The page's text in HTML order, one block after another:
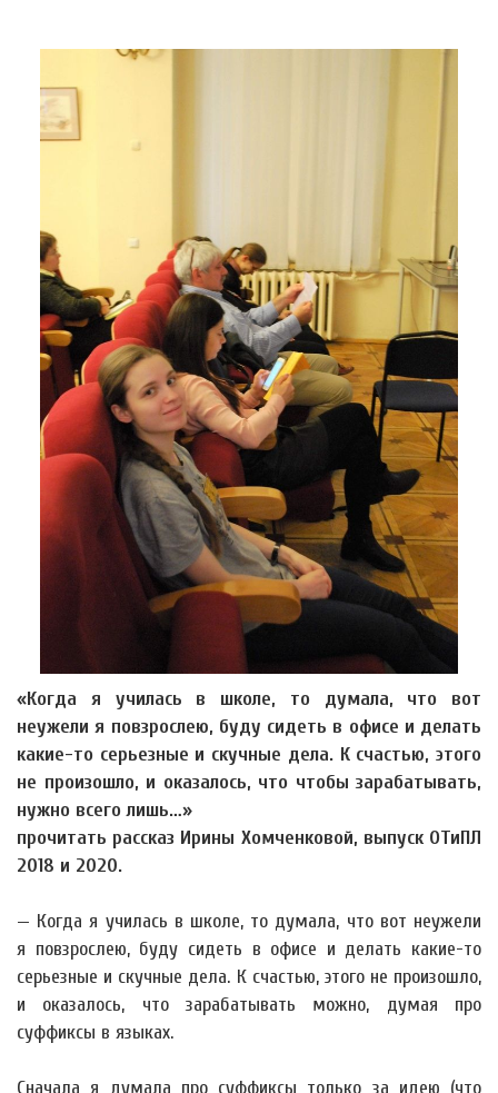
«Когда я училась в школе, то думала, что вот
неужели я повзрослею, буду сидеть в офисе и делать
какие-то серьезные и скучные дела. К счастью, этого
не произошло, и оказалось, что чтобы зарабатывать,
нужно всего лишь…»
прочитать рассказ Ирины Хомченковой, выпуск ОТиПЛ
2018 и 2020.
— Когда я училась в школе, то думала, что вот неужели
я повзрослею, буду сидеть в офисе и делать какие-то
серьезные и скучные дела. К счастью, этого не произошло,
и оказалось, что зарабатывать можно, думая про
суффиксы в языках.
Сначала я думала про суффиксы только за идею (что